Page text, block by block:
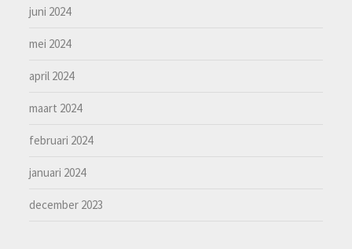
juni 2024
mei 2024
april 2024
maart 2024
februari 2024
januari 2024
december 2023